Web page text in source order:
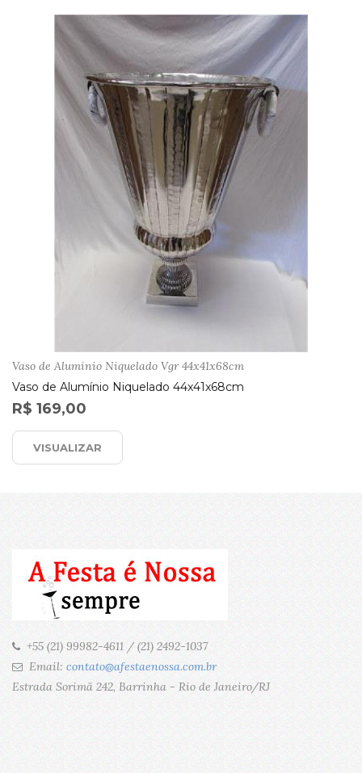
Vaso de Alumínio Niquelado Vgr 44x41x68cm
Vaso de Alumínio Niquelado 44x41x68cm
R$ 169,00
VISUALIZAR
+55 (21) 99982-4611 / (21) 2492-1037
Email: contato@afestaenossa.com.br
Estrada Sorimã 242, Barrinha - Rio de Janeiro/RJ